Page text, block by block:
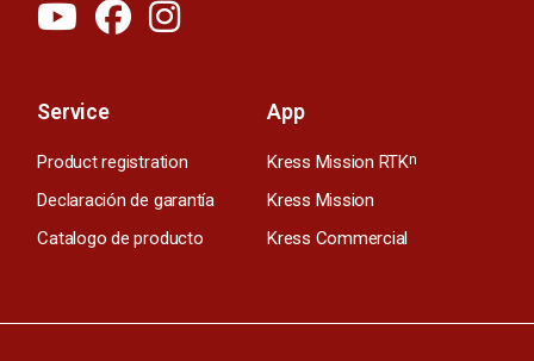
Service
Product registration
Declaración de garantía
Catalogo de producto
App
Kress Mission RTKn
Kress Mission
Kress Commercial